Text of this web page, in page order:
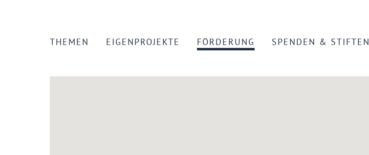
THEMEN EIGENPROJEKTE FÖRDERUNG SPENDEN & STIFTEN